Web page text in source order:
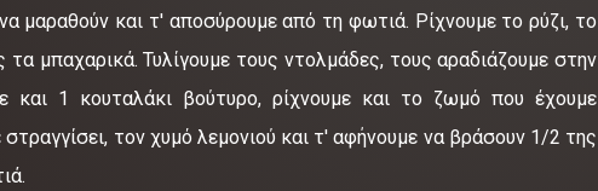
μαραθούν και τ' αποσύρουμε από τη φωτιά. Ρίχνουμε το ρύζι, το
τα μπαχαρικά. Τυλίγουμε τους ντολμάδες, τους αραδιάζουμε στην
και 1 κουταλάκι βούτυρο, ρίχνουμε και το ζωμό που έχουμε
στραγγίσει, τον χυμό λεμονιού και τ' αφήνουμε να βράσουν 1/2 της